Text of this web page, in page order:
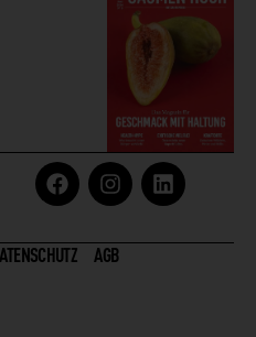
AGB